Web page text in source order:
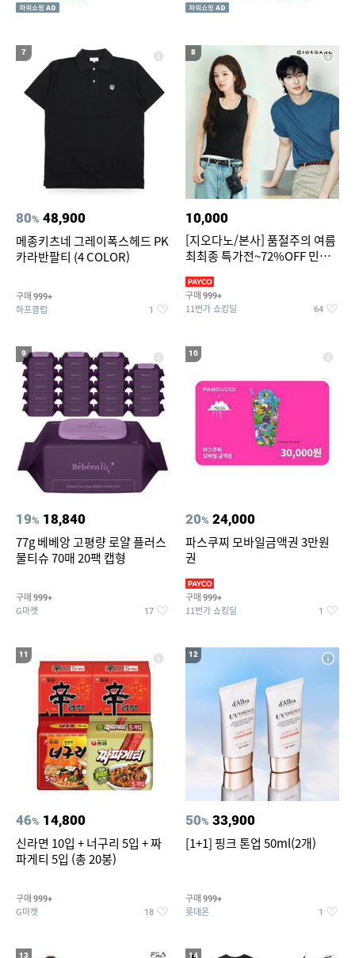
7
80% 48,900
메종키츠네 그레이폭스헤드 PK
카라반팔티 (4 COLOR)
구매 999+
하프클럽 1
8
10,000
[지오다노/본사] 품절주의 여름
최최종 특가전~72%OFF 민소
구매 999+
11번가 쇼킹딜 64
9
19% 18,840
77g 베베앙 고평량 로얄 플러스
물티슈 70매 20팩 캡형
구매 999+
G마켓 17
10
20% 24,000
파스쿠찌 모바일금액권 3만원
권
구매 999+
11번가 쇼킹딜 1
11
46% 14,800
신라면 10입 + 너구리 5입 + 짜
파게티 5입 (총 20봉)
구매 999+
G마켓 18
12
50% 33,900
[1+1] 핑크 톤업 50ml(2개)
구매 999+
롯데온 1
13 14